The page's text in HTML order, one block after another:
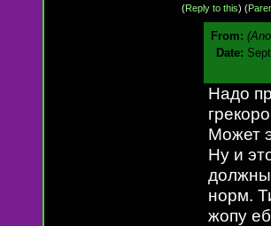
(Reply to this) (
From:
Date:
Надо
Может
Ну и
норм.
жопу